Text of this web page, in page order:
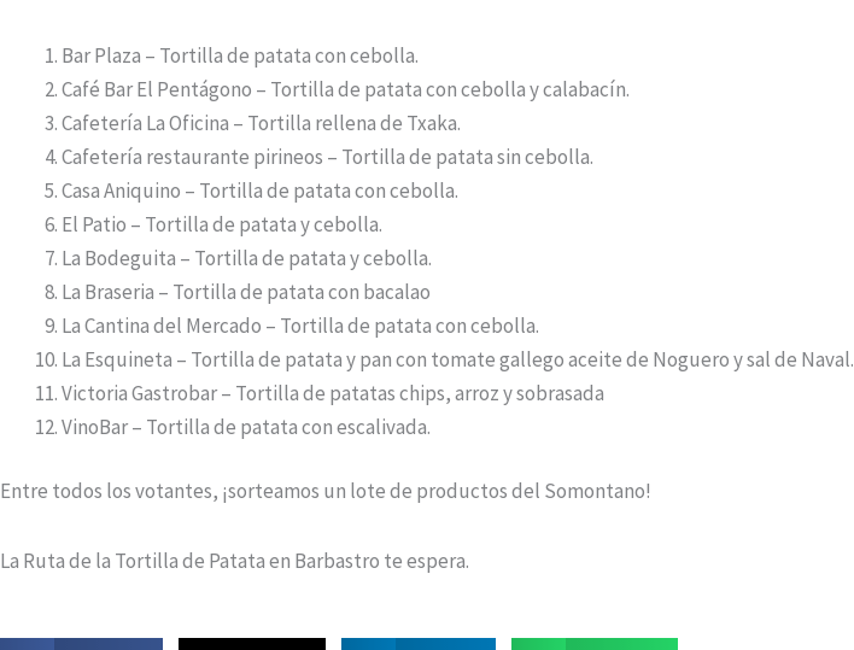
Bar Plaza – Tortilla de patata con cebolla.
Café Bar El Pentágono – Tortilla de patata con cebolla y calabacín.
Cafetería La Oficina – Tortilla rellena de Txaka.
Cafetería restaurante pirineos – Tortilla de patata sin cebolla.
Casa Aniquino – Tortilla de patata con cebolla.
El Patio – Tortilla de patata y cebolla.
La Bodeguita – Tortilla de patata y cebolla.
La Braseria – Tortilla de patata con bacalao
La Cantina del Mercado – Tortilla de patata con cebolla.
La Esquineta – Tortilla de patata y pan con tomate gallego aceite de Noguero y sal de Naval.
Victoria Gastrobar – Tortilla de patatas chips, arroz y sobrasada
VinoBar – Tortilla de patata con escalivada.
Entre todos los votantes, ¡sorteamos un lote de productos del Somontano!
La Ruta de la Tortilla de Patata en Barbastro te espera.